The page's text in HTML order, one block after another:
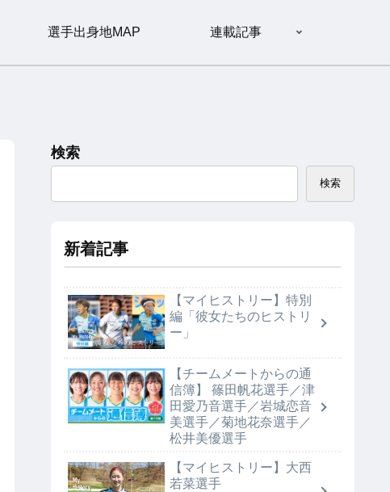
選手出身地MAP 連載記事
検索
検索
新着記事
【マイヒストリー】特別
編「彼女たちのヒストリ
ー」
【チームメートからの通
信簿】 篠田帆花選手／津
田愛乃音選手／岩城恋音
美選手／菊地花奈選手／
松井美優選手
【マイヒストリー】大西
若菜選手